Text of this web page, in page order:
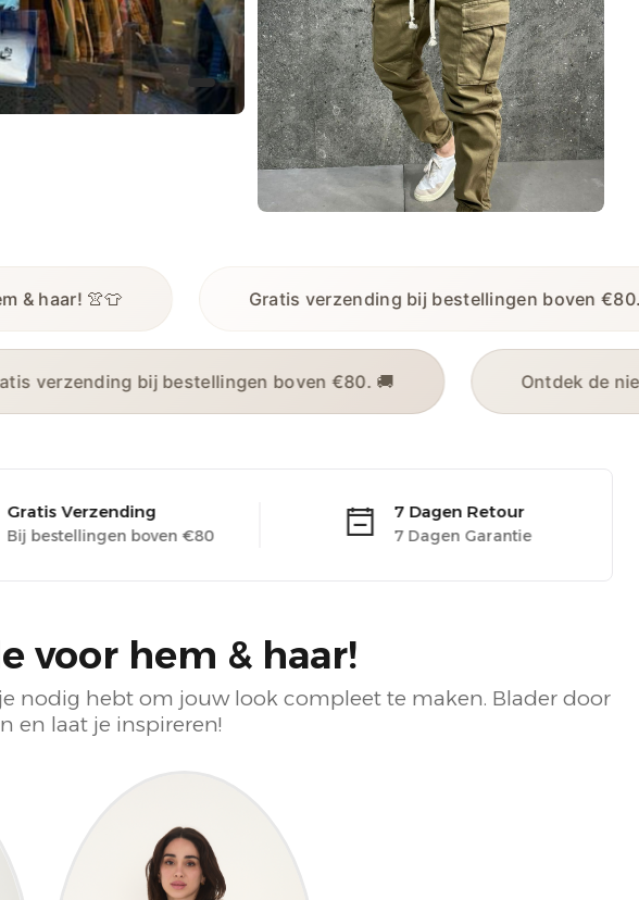
bij bestellingen boven €80. 🚚 7 dagen
🔄 Gratis verzending bij bestellingen boven
Veilige Betaling
100% Veilig
Gratis Verzending
Bij bestellingen boven €80
voor hem & haar!
nodig hebt om jouw look compleet te maken. Blader door
en laat je inspireren!